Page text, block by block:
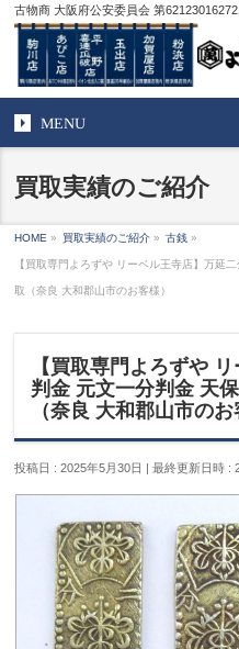
古物商 大阪府公安委員会 第
MENU
買取実績のご紹介
HOME » 買取実績のご紹介 » 古銭 »
【買取専門よろずや リーベル王寺店】万延
取（奈良 大和郡山市のお客様）
【買取専門よろずや
判金 元文一分判金 天
（奈良 大和郡山市のお
投稿日 : 2025年5月30日 最終更新日時 :